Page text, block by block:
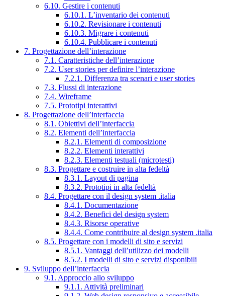
6.10. Gestire i contenuti
6.10.1. L’inventario dei contenuti
6.10.2. Revisionare i contenuti
6.10.3. Migrare i contenuti
6.10.4. Pubblicare i contenuti
7. Progettazione dell’interazione
7.1. Caratteristiche dell’interazione
7.2. User stories per definire l’interazione
7.2.1. Differenza tra scenari e user stories
7.3. Flussi di interazione
7.4. Wireframe
7.5. Prototipi interattivi
8. Progettazione dell’interfaccia
8.1. Obiettivi dell’interfaccia
8.2. Elementi dell’interfaccia
8.2.1. Elementi di composizione
8.2.2. Elementi interattivi
8.2.3. Elementi testuali (microtesti)
8.3. Progettare e costruire in alta fedeltà
8.3.1. Layout di pagina
8.3.2. Prototipi in alta fedeltà
8.4. Progettare con il design system .italia
8.4.1. Documentazione
8.4.2. Benefici del design system
8.4.3. Risorse operative
8.4.4. Come contribuire al design system .italia
8.5. Progettare con i modelli di sito e servizi
8.5.1. Vantaggi dell’utilizzo dei modelli
8.5.2. I modelli di sito e servizi disponibili
9. Sviluppo dell’interfaccia
9.1. Approccio allo sviluppo
9.1.1. Attività preliminari